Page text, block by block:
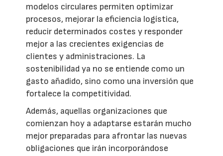
modelos circulares permiten optimizar
procesos, mejorar la eficiencia logística,
reducir determinados costes y responder
mejor a las crecientes exigencias de
clientes y administraciones. La
sostenibilidad ya no se entiende como un
gasto añadido, sino como una inversión que
fortalece la competitividad.
Además, aquellas organizaciones que
comienzan hoy a adaptarse estarán mucho
mejor preparadas para afrontar las nuevas
obligaciones que irán incorporándose